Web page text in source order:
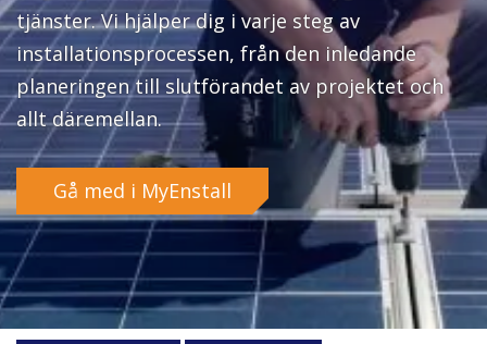
tjänster. Vi hjälper dig i varje steg av
installationsprocessen, från den inledande
planeringen till slutförandet av projektet och
allt däremellan.
Gå med i MyEnstall